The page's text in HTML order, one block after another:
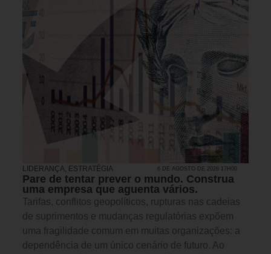
LIDERANÇA, ESTRATÉGIA 6 DE AGOSTO DE 2026 17H00
Pare de tentar prever o mundo. Construa
uma empresa que aguenta vários.
Tarifas, conflitos geopolíticos, rupturas nas cadeias
de suprimentos e mudanças regulatórias expõem
uma fragilidade comum em muitas organizações: a
dependência de um único cenário de futuro. Ao